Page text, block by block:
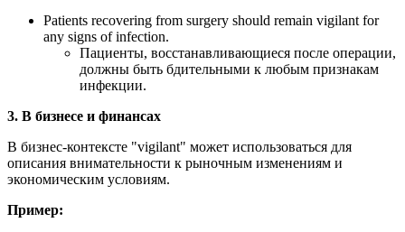
Patients recovering from surgery should remain vigilant for
any signs of infection.
Пациенты, восстанавливающиеся после операции,
должны быть бдительными к любым признакам
инфекции.
3. В бизнесе и финансах
В бизнес-контексте "vigilant" может использоваться для
описания внимательности к рыночным изменениям и
экономическим условиям.
Пример: